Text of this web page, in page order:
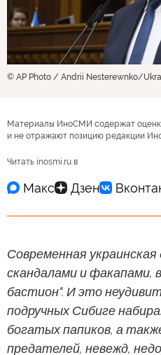
© AP Photo / Andrii Nesterewnko/
Материалы ИноСМИ содержат
и не отражают позицию редакции
Читать inosmi.ru в
Современная
скандалами и факапами,
бастион". И это
подручных Сибиге
богатых папиков, а
предателей, невежд,